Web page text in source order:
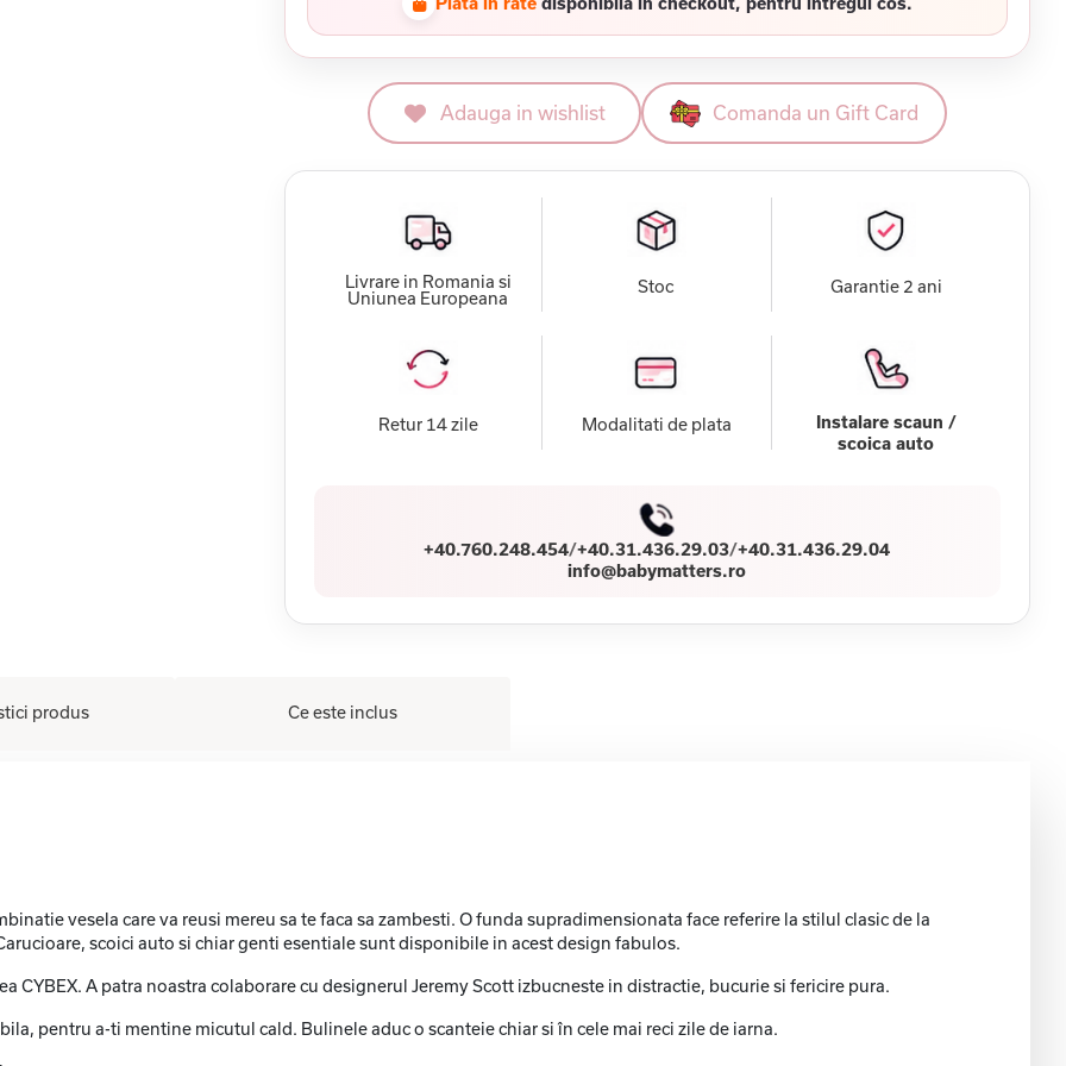
Adauga in wishlist Comanda un Gift Card
Livrare in Romania si
Uniunea Europeana
Stoc Garantie 2 ani
Retur 14 zile Modalitati de plata
Instalare scaun /
scoica auto
+40.760.248.454/+40.31.436.29.03/+40.31.436.29.04
info@babymatters.ro
produs Ce este inclus
vesela care va reusi mereu sa te faca sa zambesti. O funda supradimensionata face referire la stilul clasic de la
scoici auto si chiar genti esentiale sunt disponibile in acest design fabulos.
CYBEX. A patra noastra colaborare cu designerul Jeremy Scott izbucneste in distractie, bucurie si fericire pura.
pentru a-ti mentine micutul cald. Bulinele aduc o scanteie chiar si în cele mai reci zile de iarna.